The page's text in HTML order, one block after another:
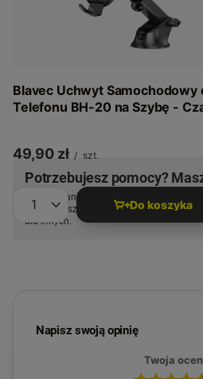
Blavec Uchwyt Samochodowy
Telefonu BH-20 na Szybę -
49,90 zł / szt.
Ilość produktów Do koszyka
Potrzebujesz pomocy?
Zadaj pytanie a my odpowiemy
najciekawsze pytania i odpowiedzi
dla innych.
Napisz swoją opinię
Twoja